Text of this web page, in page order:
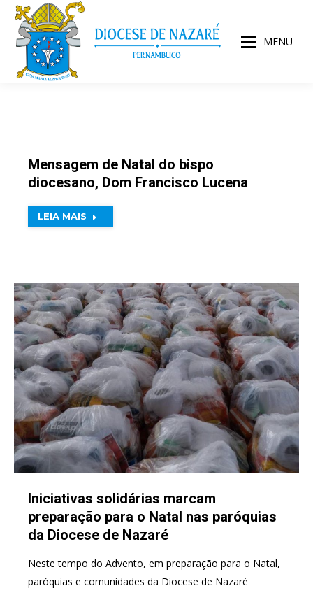
MENU
Mensagem de Natal do bispo
diocesano, Dom Francisco Lucena
LEIA MAIS
Iniciativas solidárias marcam
preparação para o Natal nas paróquias
da Diocese de Nazaré
Neste tempo do Advento, em preparação para o Natal,
paróquias e comunidades da Diocese de Nazaré